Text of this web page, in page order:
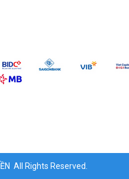
All Rights Reserved.